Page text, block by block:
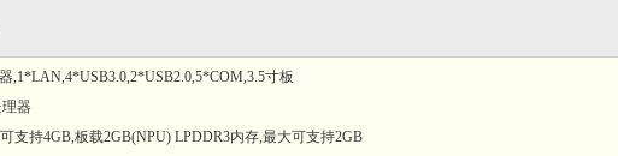
,1*LAN,4*USB3.0,2*USB2.0,5*COM,3.5寸板
理器
支持4GB,板载2GB(NPU) LPDDR3内存,最大可支持2GB